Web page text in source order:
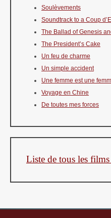
Soulèvements
Soundtrack to a Coup
The Ballad of Genesis
The President’s Cake
Un feu de charme
Un simple accident
Une femme est une
Voyage en Chine
De toutes mes forces
Liste de tous les